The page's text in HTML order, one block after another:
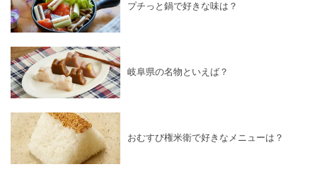
プチっと鍋で好きな味は？
岐阜県の名物といえば？
おむすび権米衛で好きなメニューは？